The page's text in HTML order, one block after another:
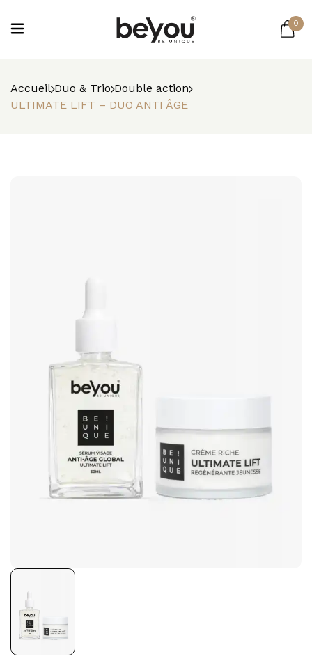
0
Accueil Duo & Trio Double action
ULTIMATE LIFT – DUO ANTI ÂGE